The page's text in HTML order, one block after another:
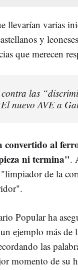
llevarían varias
y
que merecen
las
nuevo AVE a
convertido al
ni termina".
de la
Popular ha
ejemplo más de
las
momento de su